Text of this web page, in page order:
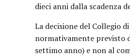
dieci anni dalla scadenza
La decisione del Collegio
normativamente previsto
settimo anno) e non al